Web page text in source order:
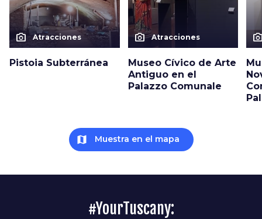
photo_camera Atracciones
Pistoia Subterránea
photo_camera Atracciones
Museo Cívico de Arte
Antiguo en el
Palazzo Comunale
map Muestra en el mapa
#YourTuscany: